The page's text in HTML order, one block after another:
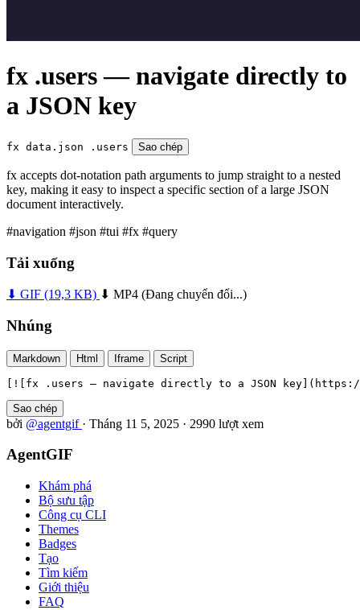
fx .users — navigate directly to
a JSON key
fx data.json .users Sao chép
fx accepts dot-notation path arguments to jump straight to a nested
key, making it easy to inspect a specific section of a large JSON
document interactively.
#navigation #json #tui #fx #query
Tải xuống
⬇ GIF (19,3 KB) ⬇ MP4 (Đang chuyển đổi...)
Nhúng
Markdown Html Iframe Script
[![fx .users — navigate directly to a JSON
Sao chép
bởi @agentgif · Tháng 11 5, 2025 · 2990 lượt xem
AgentGIF
Khám phá
Bộ sưu tập
Công cụ CLI
Themes
Badges
Tạo
Tìm kiếm
Giới thiệu
FAQ